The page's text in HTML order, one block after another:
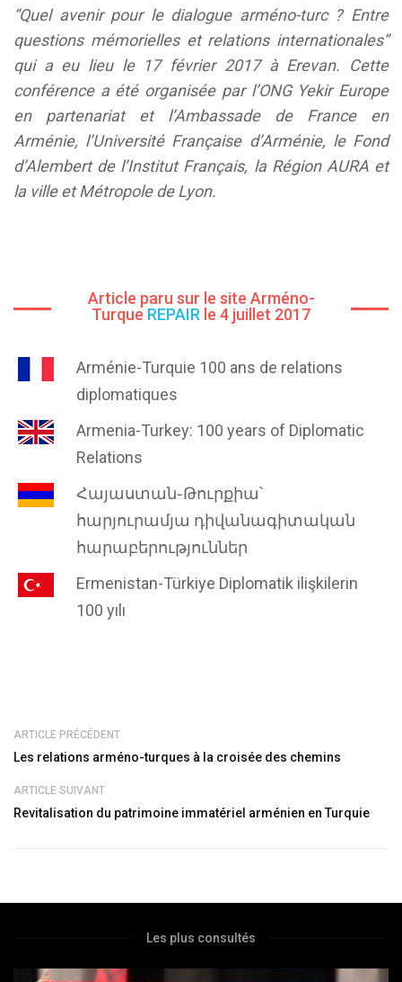
“Quel avenir pour le dialogue arméno-turc ? Entre
questions mémorielles et relations internationales”
qui a eu lieu le 17 février 2017 à Erevan. Cette
conférence a été organisée par l’ONG Yekir Europe
en partenariat et l’Ambassade de France en
Arménie, l’Université Française d’Arménie, le Fond
d’Alembert de l’Institut Français, la Région AURA et
la ville et Métropole de Lyon.
Article paru sur le site Arméno-
Turque REPAIR le 4 juillet 2017
Arménie-Turquie 100 ans de relations
diplomatiques
Armenia-Turkey: 100 years of Diplomatic
Relations
Հայաստան֊Թուրքիա՝
հարյուրամյա դիվանագիտական
հարաբերություններ
Ermenistan-Türkiye Diplomatik ilişkilerin
100 yılı
ARTICLE PRÉCÉDENT
Les relations arméno-turques à la croisée des chemins
ARTICLE SUIVANT
Revitalisation du patrimoine immatériel arménien en Turquie
Les plus consultés